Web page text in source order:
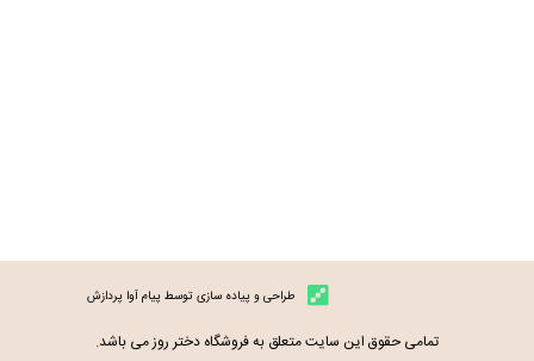
طراحی و پیاده سازی توسط پیام آوا پردازش
تمامی حقوق این سایت متعلق به فروشگاه دختر روز می باشد.